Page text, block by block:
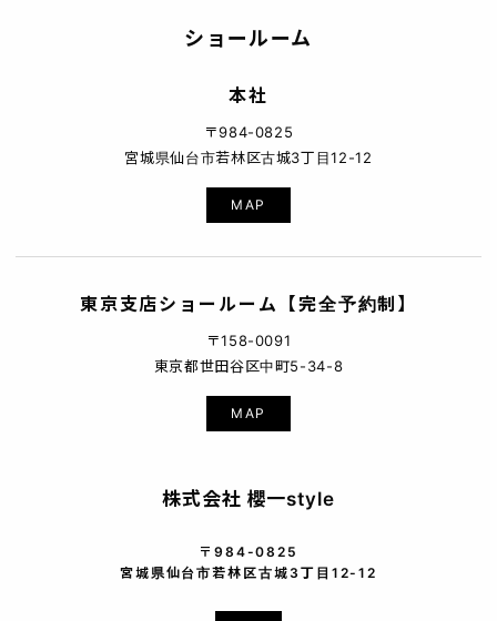
ショールーム
本社
〒984-0825
宮城県仙台市若林区古城3丁目12-12
MAP
東京支店ショールーム【完全予約制】
〒158-0091
東京都世田谷区中町5-34-8
MAP
株式会社 櫻一style
〒984-0825
宮城県仙台市若林区古城3丁目12-12